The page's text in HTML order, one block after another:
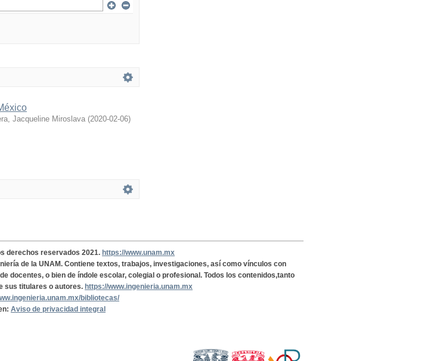
Jacqueline Miroslava (2020-02-06)
derechos reservados 2021. https://www.unam.mx
de la UNAM. Contiene textos, trabajos, investigaciones, así como vínculos con
docentes, o bien de índole escolar, colegial o profesional. Todos los contenidos,tanto
sus titulares o autores. https://www.ingenieria.unam.mx
bibliotecas/
Aviso de privacidad integral